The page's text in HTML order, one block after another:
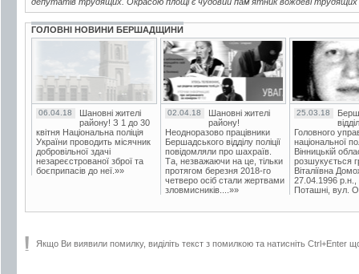
ГОЛОВНІ НОВИНИ БЕРШАДЩИНИ
06.04.18
Шановні жителі
району! З 1 до 30
квітня Національна поліція
України проводить місячник
добровільної здачі
незареєстрованої зброї та
боєприпасів до неї.»»
02.04.18
Шановні жителі
району!
Неодноразово працівники
Бершадського відділу поліції
повідомляли про шахраїв.
Та, незважаючи на це, тільки
протягом березня 2018-го
четверо осіб стали жертвами
зловмисників....»»
25.03.18
Головного
національної
Вінницькій
розшукується
Віталіївна
27.04.1996 р.н.,
Поташні, вул.
Якщо Ви виявили помилку, виділіть текст з помилкою та натисніть Ctrl+Enter